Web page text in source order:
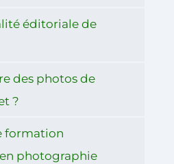
éditoriale de
des photos de
?
formation
photographie